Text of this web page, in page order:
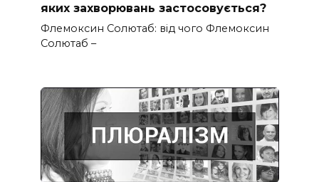
яких захворювань застосовується?
Флемоксин Солютаб: від чого Флемоксин
Солютаб –